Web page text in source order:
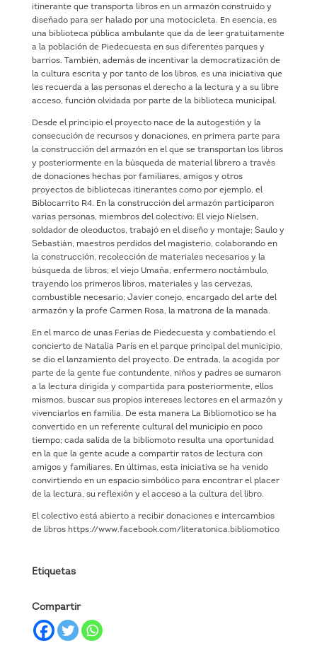
itinerante que transporta libros en un armazón construido y
diseñado para ser halado por una motocicleta. En esencia, es
una biblioteca pública ambulante que da de leer gratuitamente
a la población de Piedecuesta en sus diferentes parques y
barrios. También, además de incentivar la democratización de
la cultura escrita y por tanto de los libros, es una iniciativa que
les recuerda a las personas el derecho a la lectura y a su libre
acceso, función olvidada por parte de la biblioteca municipal.
Desde el principio el proyecto nace de la autogestión y la
consecución de recursos y donaciones, en primera parte para
la construcción del armazón en el que se transportan los libros
y posteriormente en la búsqueda de material librero a través
de donaciones hechas por familiares, amigos y otros
proyectos de bibliotecas itinerantes como por ejemplo, el
Biblocarrito R4. En la construcción del armazón participaron
varias personas, miembros del colectivo: El viejo Nielsen,
soldador de oleoductos, trabajó en el diseño y montaje; Saulo y
Sebastián, maestros perdidos del magisterio, colaborando en
la construcción, recolección de materiales necesarios y la
búsqueda de libros; el viejo Umaña, enfermero noctámbulo,
trayendo los primeros libros, materiales y las cervezas,
combustible necesario; Javier conejo, encargado del arte del
armazón y la profe Carmen Rosa, la matrona de la manada.
En el marco de unas Ferias de Piedecuesta y combatiendo el
concierto de Natalia París en el parque principal del municipio,
se dio el lanzamiento del proyecto. De entrada, la acogida por
parte de la gente fue contundente, niños y padres se sumaron
a la lectura dirigida y compartida para posteriormente, ellos
mismos, buscar sus propios intereses lectores en el armazón y
vivenciarlos en familia. De esta manera La Bibliomotico se ha
convertido en un referente cultural del municipio en poco
tiempo; cada salida de la bibliomoto resulta una oportunidad
en la que la gente acude a compartir ratos de lectura con
amigos y familiares. En últimas, esta iniciativa se ha venido
convirtiendo en un espacio simbólico para encontrar el placer
de la lectura, su reflexión y el acceso a la cultura del libro.
El colectivo está abierto a recibir donaciones e intercambios
de libros https://www.facebook.com/literatonica.bibliomotico
Etiquetas
Compartir